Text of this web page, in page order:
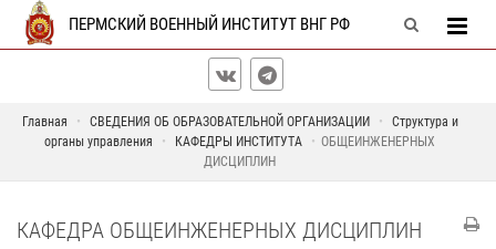
ПЕРМСКИЙ ВОЕННЫЙ ИНСТИТУТ ВНГ РФ
Главная СВЕДЕНИЯ ОБ ОБРАЗОВАТЕЛЬНОЙ ОРГАНИЗАЦИИ
Структура и
органы управления
КАФЕДРЫ ИНСТИТУТА
ОБЩЕИНЖЕНЕРНЫХ
ДИСЦИПЛИН
КАФЕДРА ОБЩЕИНЖЕНЕРНЫХ ДИСЦИПЛИН